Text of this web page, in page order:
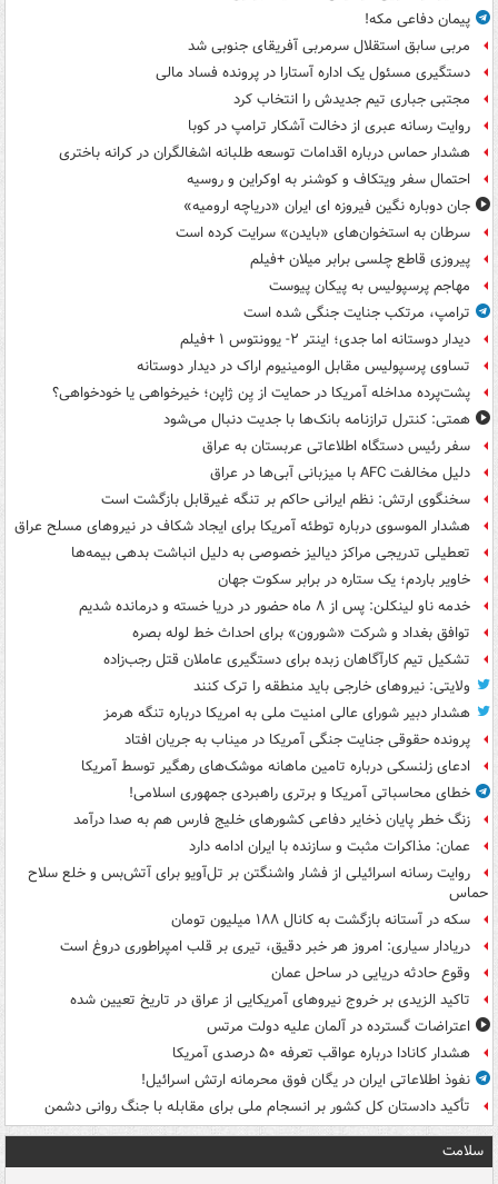
پیمان دفاعی مکه!
مربی سابق استقلال سرمربی آفریقای جنوبی شد
دستگیری مسئول یک اداره آستارا در پرونده فساد مالی
مجتبی جباری تیم جدیدش را انتخاب کرد
روایت رسانه عبری از دخالت آشکار ترامپ در کوبا
هشدار حماس درباره اقدامات توسعه طلبانه اشغالگران در کرانه باختری
احتمال سفر ویتکاف و کوشنر به اوکراین و روسیه
جان دوباره نگین فیروزه ای ایران «دریاچه ارومیه»
سرطان به استخوان‌های «بایدن» سرایت کرده است
پیروزی قاطع چلسی برابر میلان +فیلم
مهاجم پرسپولیس به پیکان پیوست
ترامپ، مرتکب جنایت جنگی شده است
دیدار دوستانه اما جدی؛ اینتر ۲- یوونتوس ۱ +فیلم
تساوی پرسپولیس مقابل الومینیوم اراک در دیدار دوستانه
پشت‌پرده مداخله آمریکا در حمایت از یِن ژاپن؛ خیرخواهی یا خودخواهی؟
همتی: کنترل ترازنامه بانک‌ها با جدیت دنبال می‌شود
سفر رئیس دستگاه اطلاعاتی عربستان به عراق
دلیل مخالفت AFC با میزبانی آبی‌ها در عراق
سخنگوی ارتش: نظم ایرانی حاکم بر تنگه غیرقابل بازگشت است
هشدار الموسوی درباره توطئه آمریکا برای ایجاد شکاف در نیروهای مسلح عراق
تعطیلی تدریجی مراکز دیالیز خصوصی به دلیل انباشت بدهی بیمه‌ها
خاویر باردم؛ یک ستاره در برابر سکوت جهان
خدمه ناو لینکلن: پس از ۸ ماه حضور در دریا خسته و درمانده‌ شدیم
توافق بغداد و شرکت «شورون» برای احداث خط لوله بصره
تشکیل تیم کارآگاهان زبده برای دستگیری عاملان قتل رجب‌زاده
ولایتی: نیروهای خارجی باید منطقه را ترک کنند
هشدار دبیر شورای عالی امنیت ملی به امریکا درباره تنگه هرمز
پرونده حقوقی جنایت جنگی آمریکا در میناب به جریان افتاد
ادعای زلنسکی درباره تامین ماهانه موشک‌های رهگیر توسط آمریکا
خطای محاسباتی آمریکا و برتری راهبردی جمهوری اسلامی!
زنگ خطر پایان ذخایر دفاعی کشورهای خلیج فارس هم به صدا درآمد
عمان: مذاکرات مثبت و سازنده با ایران ادامه دارد
روایت رسانه اسرائیلی از فشار واشنگتن بر تل‌آویو برای آتش‌بس و خلع سلاح
حماس
سکه در آستانه بازگشت به کانال ۱۸۸ میلیون تومان
دریادار سیاری: امروز هر خبر دقیق، تیری بر قلب امپراطوری دروغ است
وقوع حادثه دریایی در ساحل عمان
تاکید الزیدی بر خروج نیروهای آمریکایی از عراق در تاریخ تعیین شده
اعتراضات گسترده در آلمان علیه دولت مرتس
هشدار کانادا درباره عواقب تعرفه ۵۰ درصدی آمریکا
نفوذ اطلاعاتی ایران در یگان فوق محرمانه ارتش اسرائیل!
تأکید دادستان کل کشور بر انسجام ملی برای مقابله با جنگ روانی دشمن
سلامت